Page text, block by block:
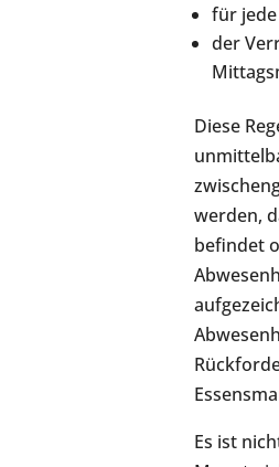
für
der
Diese
werden,
befindet
Es ist